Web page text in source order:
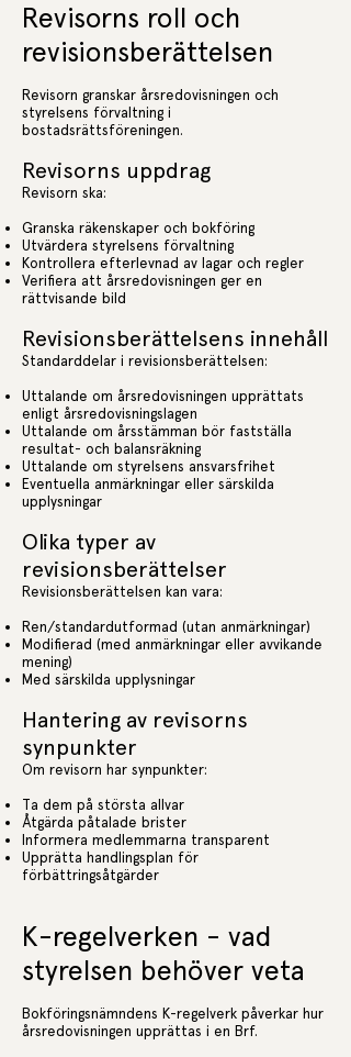
Revisorns roll och
revisionsberättelsen
Revisorn granskar årsredovisningen och
styrelsens förvaltning i
bostadsrättsföreningen.
Revisorns uppdrag
Revisorn ska:
Granska räkenskaper och bokföring
Utvärdera styrelsens förvaltning
Kontrollera efterlevnad av lagar och regler
Verifiera att årsredovisningen ger en
rättvisande bild
Revisionsberättelsens innehåll
Standarddelar i revisionsberättelsen:
Uttalande om årsredovisningen upprättats
enligt årsredovisningslagen
Uttalande om årsstämman bör fastställa
resultat- och balansräkning
Uttalande om styrelsens ansvarsfrihet
Eventuella anmärkningar eller särskilda
upplysningar
Olika typer av
revisionsberättelser
Revisionsberättelsen kan vara:
Ren/standardutformad (utan anmärkningar)
Modifierad (med anmärkningar eller avvikande
mening)
Med särskilda upplysningar
Hantering av revisorns
synpunkter
Om revisorn har synpunkter:
Ta dem på största allvar
Åtgärda påtalade brister
Informera medlemmarna transparent
Upprätta handlingsplan för
förbättringsåtgärder
K-regelverken - vad
styrelsen behöver veta
Bokföringsnämndens K-regelverk påverkar hur
årsredovisningen upprättas i en Brf.